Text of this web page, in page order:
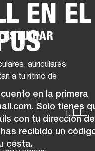
SOLUCIONES EMPRESARIALES
MARSHALL RECORDS
EN EL
en la primera
Solo tienes
con tu dirección de
recibido un
cesta.
auriculares
a tu ritmo de